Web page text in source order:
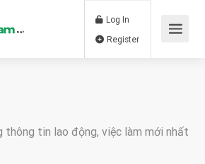
Log In
thông tin lao động, việc làm mới nhất